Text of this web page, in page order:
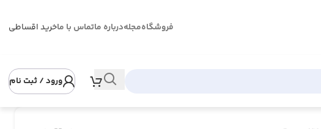
فروشگاهمجلهدرباره ماتماس با ماخرید اقساطی
ورود / ثبت نام